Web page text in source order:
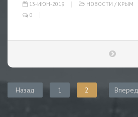
13-ИЮН-2019 НОВОСТИ / КРЫМ
0
Назад 1 2 Вперед